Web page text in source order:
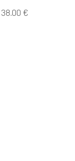
38,00 €